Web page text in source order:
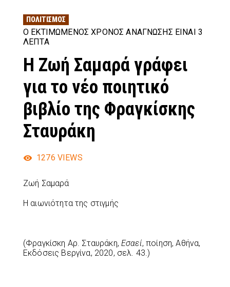
ΠΟΛΙΤΙΣΜΌΣ
Ο ΕΚΤΙΜΏΜΕΝΟΣ ΧΡΌΝΟΣ ΑΝΆΓΝΩΣΗΣ ΕΊΝΑΙ 3
ΛΕΠΤΆ
Η Ζωή Σαμαρά γράφει
για το νέο ποιητικό
βιβλίο της Φραγκίσκης
Σταυράκη
1276 VIEWS
Ζωή Σαμαρά
Η αιωνιότητα της στιγμής
(Φραγκίσκη Αρ. Σταυράκη, Εσαεί, ποίηση, Αθήνα,
Εκδόσεις Βεργίνα, 2020, σελ. 43.)